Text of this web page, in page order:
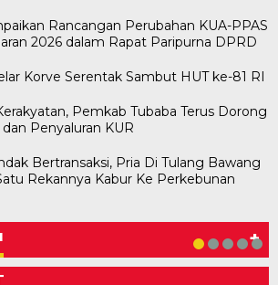
Rancangan Perubahan KUA-PPAS
2026 dalam Rapat Paripurna DPRD
Korve Serentak Sambut HUT ke-81 RI
Pemkab Tubaba Terus Dorong
Penyaluran KUR
Bertransaksi, Pria Di Tulang Bawang
Rekannya Kabur Ke Perkebunan
+
Sikap Siap Bersinergi
Golkar Tulang Bawang Gelar
Hanan Resmi ‘Nakhodai’ DPD II
Budi Yohanda sebagai
2026
Pelantikan Pengurus DPD
2026